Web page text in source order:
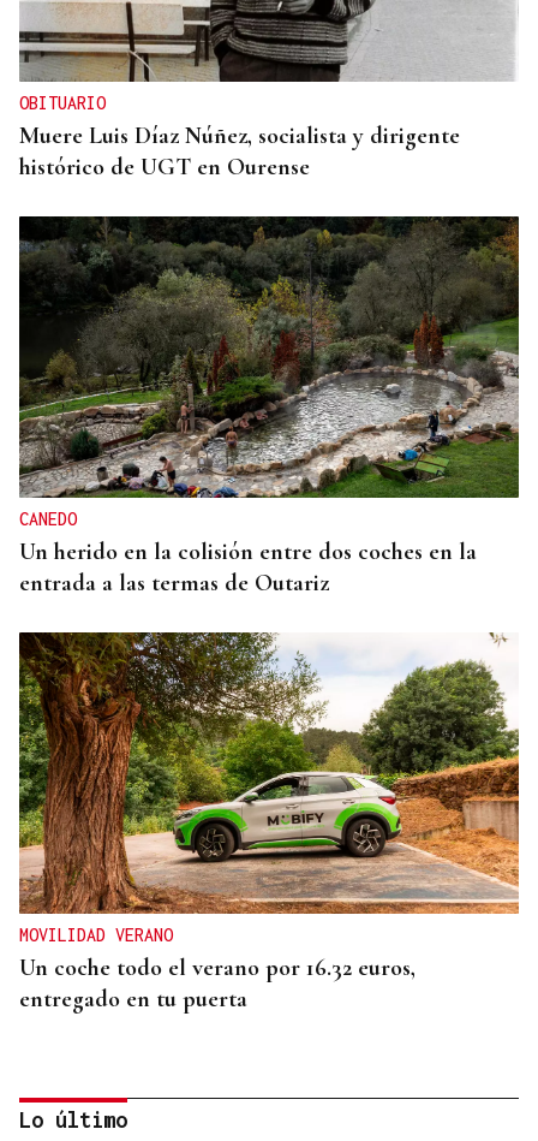
OBITUARIO
Muere Luis Díaz Núñez, socialista y dirigente
histórico de UGT en Ourense
CANEDO
Un herido en la colisión entre dos coches en la
entrada a las termas de Outariz
MOVILIDAD VERANO
Un coche todo el verano por 16.32 euros,
entregado en tu puerta
Lo último